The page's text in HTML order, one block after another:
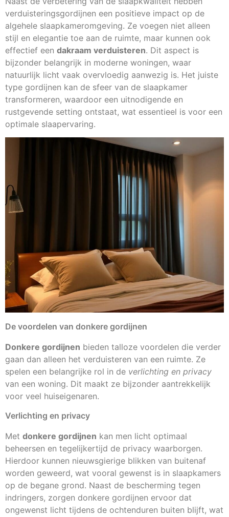
verduisteringsgordijnen een positieve impact op de
algehele slaapkameromgeving. Ze voegen niet alleen
stijl en elegantie toe aan de ruimte, maar kunnen ook
effectief een dakraam verduisteren. Dit aspect is
bijzonder belangrijk in moderne woningen, waar
natuurlijk licht vaak overvloedig aanwezig is. Het juiste
type gordijnen kan de sfeer van de slaapkamer
transformeren, waardoor een uitnodigende en
rustgevende setting ontstaat, wat essentieel is voor een
optimale slaapervaring.
De voordelen van donkere gordijnen
Donkere gordijnen bieden talloze voordelen die verder
gaan dan alleen het verduisteren van een ruimte. Ze
spelen een belangrijke rol in de verlichting en privacy
van een woning. Dit maakt ze bijzonder aantrekkelijk
voor veel huiseigenaren.
Verlichting en privacy
Met donkere gordijnen kan men licht optimaal
beheersen en tegelijkertijd de privacy waarborgen.
Hierdoor kunnen nieuwsgierige blikken van buitenaf
worden geweerd, wat vooral gewenst is in slaapkamers
op de begane grond. Naast de bescherming tegen
indringers, zorgen donkere gordijnen ervoor dat
ongewenst licht tijdens de ochtenduren buiten blijft, wat